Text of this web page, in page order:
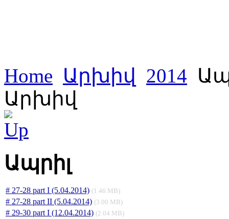
Home Արխիվ 2014
Արխիվ
Ապրիլ
# 27-28 part I (5.04.2014) (1.46 MB)
# 27-28 part II (5.04.2014) (3.00 MB)
# 29-30 part I (12.04.2014) (2.04 MB)